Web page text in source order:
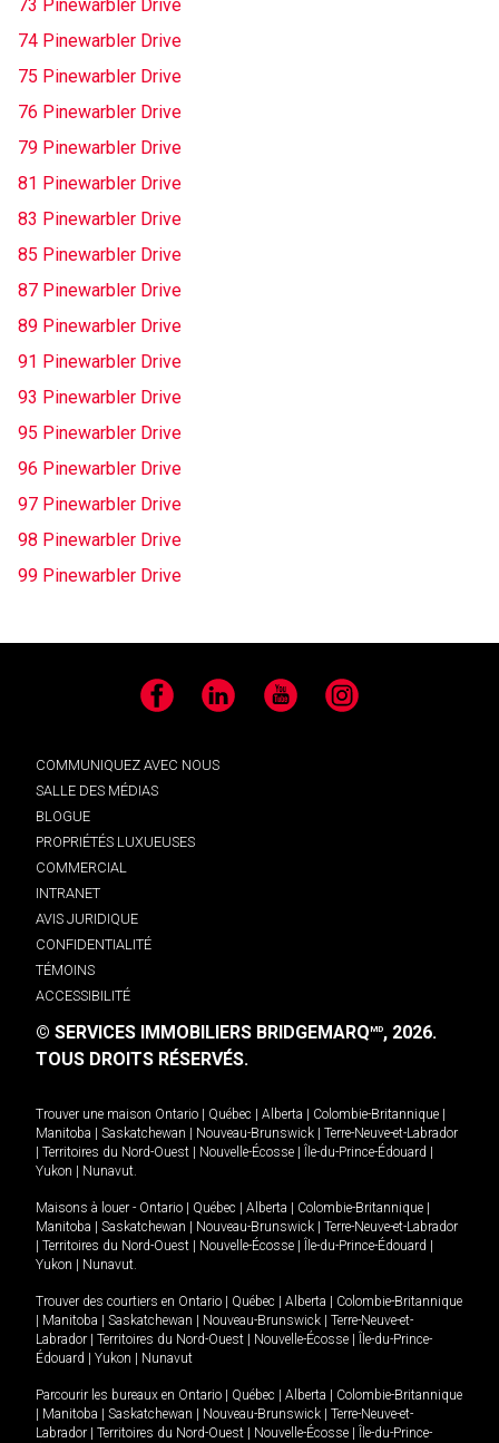
73 Pinewarbler Drive
74 Pinewarbler Drive
75 Pinewarbler Drive
76 Pinewarbler Drive
79 Pinewarbler Drive
81 Pinewarbler Drive
83 Pinewarbler Drive
85 Pinewarbler Drive
87 Pinewarbler Drive
89 Pinewarbler Drive
91 Pinewarbler Drive
93 Pinewarbler Drive
95 Pinewarbler Drive
96 Pinewarbler Drive
97 Pinewarbler Drive
98 Pinewarbler Drive
99 Pinewarbler Drive
Facebook LinkedIn YouTube Instagram
COMMUNIQUEZ AVEC NOUS
SALLE DES MÉDIAS
BLOGUE
PROPRIÉTÉS LUXUEUSES
COMMERCIAL
INTRANET
AVIS JURIDIQUE
CONFIDENTIALITÉ
TÉMOINS
ACCESSIBILITÉ
© SERVICES IMMOBILIERS BRIDGEMARQMD, 2026.
TOUS DROITS RÉSERVÉS.
Trouver une maison Ontario Québec Alberta Colombie-Britannique
Manitoba
Saskatchewan Nouveau-Brunswick
Terre-Neuve-et-Labrador
Territoires du Nord-Ouest Nouvelle-Écosse Île-du-Prince-Édouard
Yukon
Nunavut.
Maisons à louer - Ontario Québec Alberta Colombie-Britannique
Manitoba
Saskatchewan Nouveau-Brunswick
Terre-Neuve-et-Labrador
Territoires du Nord-Ouest Nouvelle-Écosse Île-du-Prince-Édouard
Yukon
Nunavut.
Trouver des courtiers en Ontario Québec Alberta
Colombie-Britannique
Manitoba Saskatchewan Nouveau-Brunswick
Terre-Neuve-et-
Labrador
Territoires du Nord-Ouest Nouvelle-Écosse
Île-du-Prince-
Édouard
Yukon Nunavut
Parcourir les bureaux en Ontario Québec Alberta
Colombie-Britannique
Manitoba Saskatchewan Nouveau-Brunswick
Terre-Neuve-et-
Labrador
Territoires du Nord-Ouest Nouvelle-Écosse
Île-du-Prince-